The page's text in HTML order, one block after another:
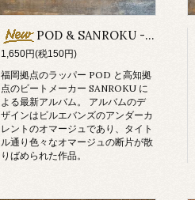
POD & SANROKU - Hommage (CD)
1,650円(税150円)
福岡拠点のラッパー POD と高知拠
点のビートメーカー SANROKU に
よる最新アルバム。 アルバムのデ
ザインはビルエバンズのアンダーカ
レントのオマージュであり、タイト
ル通り色々なオマージュの断片が散
りばめられた作品。